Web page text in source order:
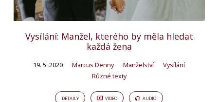
Vysílání: Manžel, kterého by měla hledat
každá žena
19. 5. 2020 Marcus Denny Manželství
Vysílání
Různé texty
DETAILY VIDEO AUDIO